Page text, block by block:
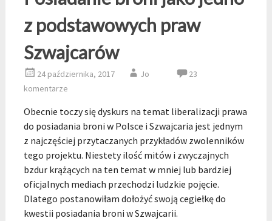
z podstawowych praw
Szwajcarów
24 października, 2017 Jo
23
komentarze
Obecnie toczy się dyskurs na temat liberalizacji prawa
do posiadania broni w Polsce i Szwajcaria jest jednym
z najczęściej przytaczanych przykładów zwolenników
tego projektu. Niestety ilość mitów i zwyczajnych
bzdur krążących na ten temat w mniej lub bardziej
oficjalnych mediach przechodzi ludzkie pojęcie.
Dlatego postanowiłam dołożyć swoją cegiełkę do
kwestii posiadania broni w Szwajcarii.